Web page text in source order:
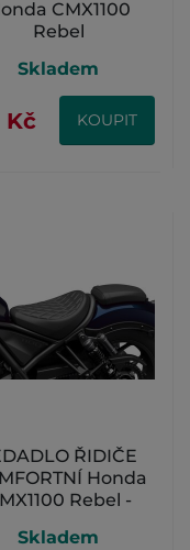
CMX1100
Rebel
Skladem
Kč KOUPIT
ŘIDIČE
Honda
Rebel -
Skladem